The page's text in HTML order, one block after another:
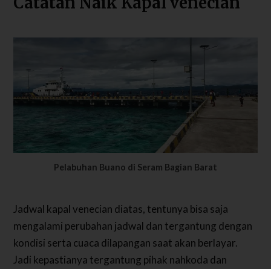
Pelabuhan Buano di Seram Bagian Barat
Jadwal kapal venecian diatas, tentunya bisa saja
mengalami perubahan jadwal dan tergantung dengan
kondisi serta cuaca dilapangan saat akan berlayar.
Jadi kepastianya tergantung pihak nahkoda dan